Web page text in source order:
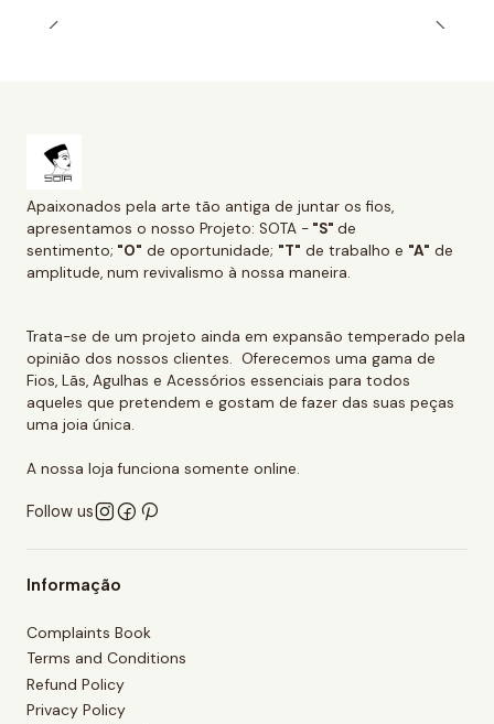
Apaixonados pela arte tão antiga de juntar os fios,
apresentamos o nosso Projeto: SOTA - "S" de
sentimento; "O" de oportunidade; "T" de trabalho e "A" de
amplitude, num revivalismo à nossa maneira.
Trata-se de um projeto ainda em expansão temperado pela
opinião dos nossos clientes. Oferecemos uma gama de
Fios, Lãs, Agulhas e Acessórios essenciais para todos
aqueles que pretendem e gostam de fazer das suas peças
uma joia única.
A nossa loja funciona somente online.
Follow us
Informação
Complaints Book
Terms and Conditions
Refund Policy
Privacy Policy